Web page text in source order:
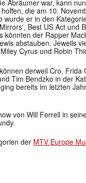
Abräumer war, kann
die am 10.
wurde er in den
Best US Act und
könnten der Rapper
abstauben. Jeweils
Cyrus und Robin
derweil Cro, Frida
Tim Bendzko in der
bereits im letzten
von Will Ferrell in
der MTV Europe